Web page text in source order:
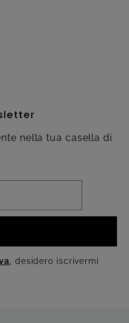
nella tua casella di
, desidero iscrivermi